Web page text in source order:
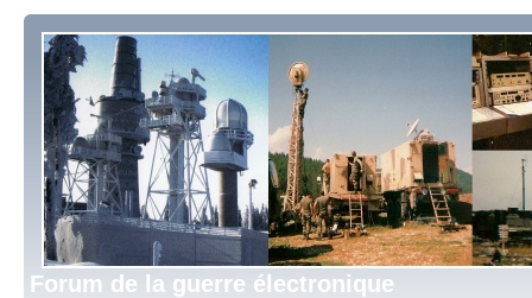
Forum de la guerre électronique